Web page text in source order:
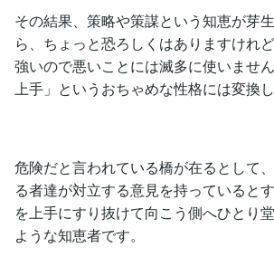
その結果、策略や策謀という知恵が芽
ら、ちょっと恐ろしくはありますけれ
強いので悪いことには滅多に使いませ
上手」というおちゃめな性格には変換し
危険だと言われている橋が在るとして
る者達が対立する意見を持っていると
を上手にすり抜けて向こう側へひとり
ような知恵者です。